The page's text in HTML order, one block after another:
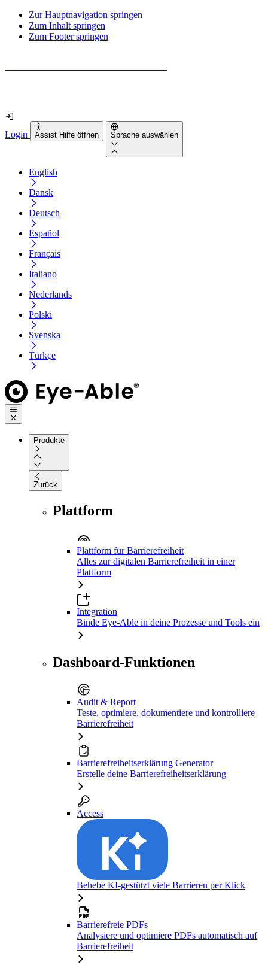
Zur Hauptnavigation springen
Zum Inhalt springen
Zum Footer springen
Login Assist Hilfe öffnen Sprache auswählen
English
Dansk
Deutsch
Español
Français
Italiano
Nederlands
Polski
Svenska
Türkçe
Produkte
Zurück
Plattform
Plattform für Barrierefreiheit
Alles zur digitalen Barrierefreiheit in einer
Plattform
Integration
Binde Eye-Able in deine Prozesse und Tools ein
Dashboard-Funktionen
Audit & Report
Teste, optimiere, dokumentiere und kontrolliere
Barrierefreiheit
Barrierefreiheitserklärung Generator
Erstelle deine Barrierefreiheitserklärung
Access
Behebe KI-gestützt viele Barrieren per Klick
Barrierefreie PDFs
Analysiere und optimiere PDFs automatisch auf
Barrierefreiheit